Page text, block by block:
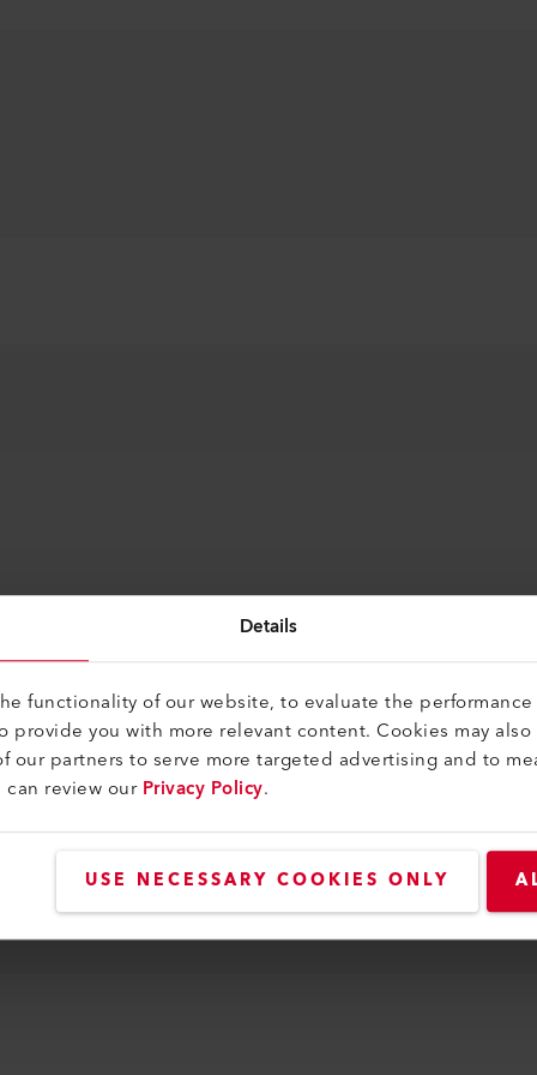
Details
functionality of our website, to evaluate the
provide you with more relevant content. Cookies may
our partners to serve more targeted advertising and to
review ourPrivacy Policy.
USE NECESSARY COOKIES ONLY
WELDING MACHINES